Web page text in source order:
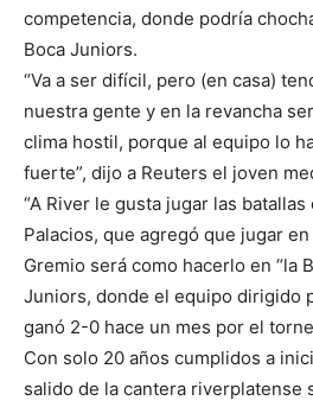
competencia, donde podría
Boca Juniors.
“Va a ser difícil, pero (en casa)
nuestra gente y en la revancha
clima hostil, porque al equipo lo
fuerte”, dijo a Reuters el joven
“A River le gusta jugar las
Palacios, que agregó que jugar
Gremio será como hacerlo en “la
Juniors, donde el equipo dirigido
ganó 2-0 hace un mes por el
Con solo 20 años cumplidos a
salido de la cantera riverplatense